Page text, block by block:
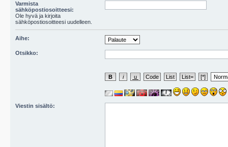
Varmista
sähköpostiosoitteesi:
Ole hyvä ja kirjoita
sähköpostiosoitteesi uudelleen.
Aihe:
Otsikko:
Viestin sisältö: